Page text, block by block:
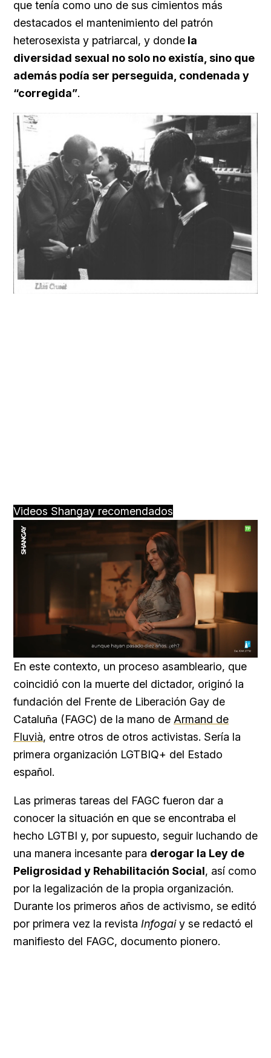
que tenía como uno de sus cimientos más
destacados el mantenimiento del patrón
heterosexista y patriarcal, y donde la
diversidad sexual no solo no existía, sino que
además podía ser perseguida, condenada y
“corregida”.
Videos Shangay recomendados
Loaded:
76.68%
En este contexto, un proceso asambleario, que
coincidió con la muerte del dictador, originó la
fundación del Frente de Liberación Gay de
Cataluña (FAGC) de la mano de Armand de
Fluvià, entre otros de otros activistas. Sería la
primera organización LGTBIQ+ del Estado
español.
Las primeras tareas del FAGC fueron dar a
conocer la situación en que se encontraba el
hecho LGTBI y, por supuesto, seguir luchando de
una manera incesante para derogar la Ley de
Peligrosidad y Rehabilitación Social, así como
por la legalización de la propia organización.
Durante los primeros años de activismo, se editó
por primera vez la revista Infogaiy se redactó el
manifiesto del FAGC, documento pionero.